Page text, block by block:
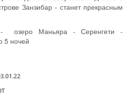
Занзибар - станет прекрасным
Маньяра - Серенгети -
5 ночей